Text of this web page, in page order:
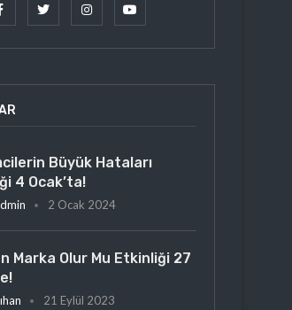
Büyük Hataları
4 Ocak’ta!
2 Ocak 2024
Marka Olur Mu Etkinliği 27
21 Eylül 2023